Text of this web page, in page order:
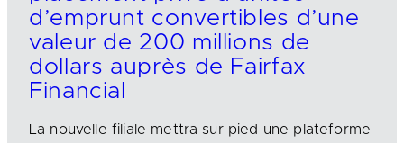
d’emprunt convertibles d’une
valeur de 200 millions de
dollars auprès de Fairfax
Financial
La nouvelle filiale mettra sur pied une plateforme